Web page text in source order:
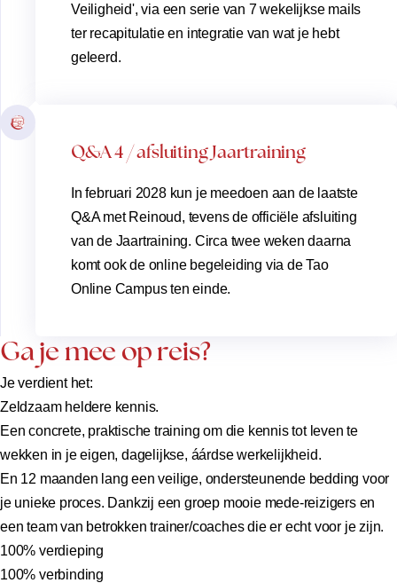
Veiligheid', via een serie van 7 wekelijkse mails
ter recapitulatie en integratie van wat je hebt
geleerd.
Q&A 4 / afsluiting Jaartraining
In februari 2028 kun je meedoen aan de laatste
Q&A met Reinoud, tevens de officiële afsluiting
van de Jaartraining. Circa twee weken daarna
komt ook de online begeleiding via de Tao
Online Campus ten einde.
Ga je mee op reis?
Je verdient het:
Zeldzaam heldere kennis.
Een concrete, praktische training om die kennis tot leven te
wekken in je eigen, dagelijkse, áárdse werkelijkheid.
En 12 maanden lang een veilige, ondersteunende bedding voor
je unieke proces. Dankzij een groep mooie mede-reizigers en
een team van betrokken trainer/coaches die er echt voor je zijn.
100% verdieping
100% verbinding